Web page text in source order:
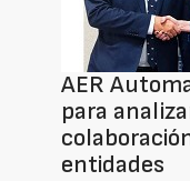
AER
para
entidades